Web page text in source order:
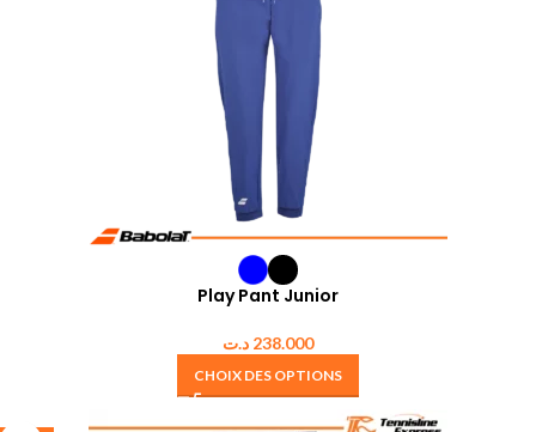
Play Pant Junior
238.000 د.ت
CHOIX DES OPTIONS